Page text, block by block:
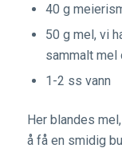
40 g
50 g mel, vi
sammalt mel
1-2 ss vann
Her blandes
å få en smidig